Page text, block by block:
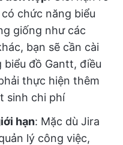
chức năng biểu
giống như các
bạn sẽ cần cài
đồ Gantt, điều
thực hiện thêm
sinh chi phí
hạn: Mặc dù Jira
lý công việc,